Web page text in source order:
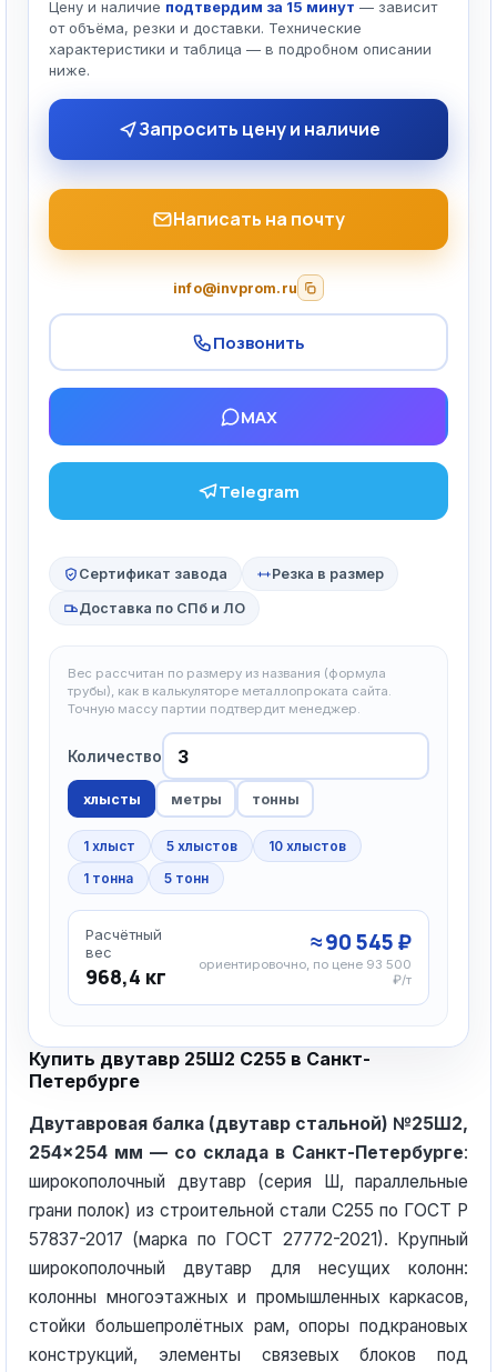
Цену и наличие подтвердим за 15 минут — зависит
от объёма, резки и доставки. Технические
характеристики и таблица — в подробном описании
ниже.
Запросить цену и наличие
Написать на почту
info@invprom.ru
Позвонить
MAX
Telegram
Сертификат завода Резка в размер
Доставка по СПб и ЛО
Вес рассчитан по размеру из названия (формула
трубы), как в калькуляторе металлопроката сайта.
Точную массу партии подтвердит менеджер.
Количество
хлысты метры тонны
1 хлыст 5 хлыстов
10 хлыстов
1 тонна
5 тонн
Расчётный
вес
968,4 кг
≈ 90 545 ₽
ориентировочно, по цене 93 500
₽/т
Купить двутавр 25Ш2 С255 в Санкт-
Петербурге
Двутавровая балка (двутавр стальной) №25Ш2,
254×254 мм — со склада в Санкт-Петербурге:
широкополочный двутавр (серия Ш, параллельные
грани полок) из строительной стали С255 по ГОСТ Р
57837-2017 (марка по ГОСТ 27772-2021). Крупный
широкополочный двутавр для несущих колонн:
колонны многоэтажных и промышленных каркасов,
стойки большепролётных рам, опоры подкрановых
конструкций, элементы связевых блоков под